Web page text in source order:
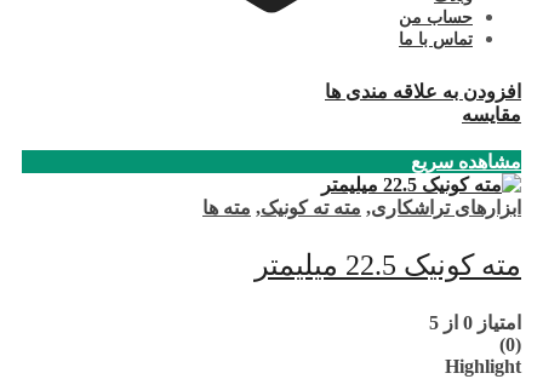
حساب من
تماس با ما
افزودن به علاقه مندی ها
مقایسه
مشاهده سریع
ابزارهای تراشکاری, مته ته کونیک, مته ها
مته کونیک 22.5 میلیمتر
امتیاز 0 از 5
(0)
Highlight